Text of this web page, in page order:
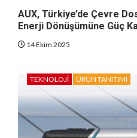
AUX, Türkiye’de Çevre
Enerji Dönüşümüne Güç
14 Ekim 2025
TEKNOLOJI ÜRÜN TANITIMI